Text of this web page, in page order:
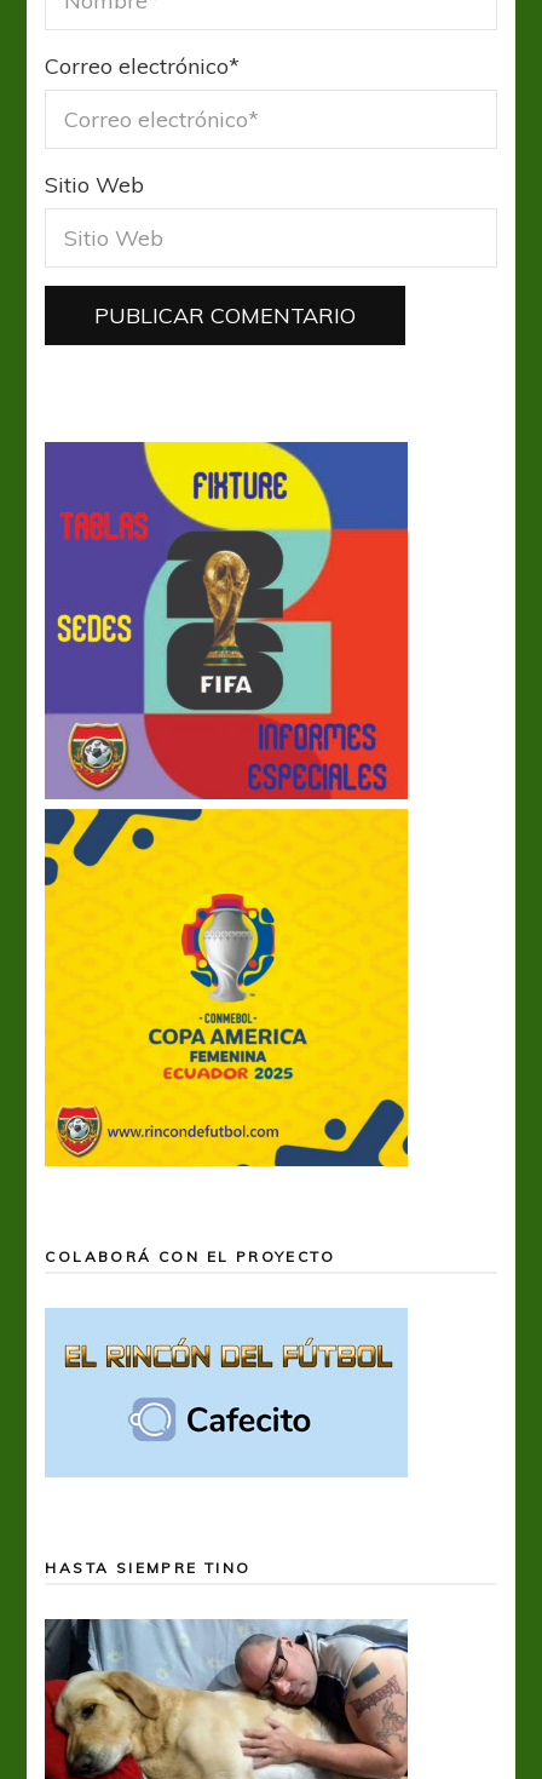
Correo electrónico*
Sitio Web
COLABORÁ CON EL PROYECTO
HASTA SIEMPRE TINO